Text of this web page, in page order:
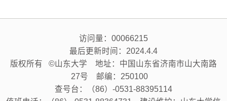
访问量： 00066215
最后更新时间： 2024.4.4
版权所有 ©山东大学 地址：中国山东省济南市山大南路
27号 邮编：250100
查号台：（86）-0531-88395114